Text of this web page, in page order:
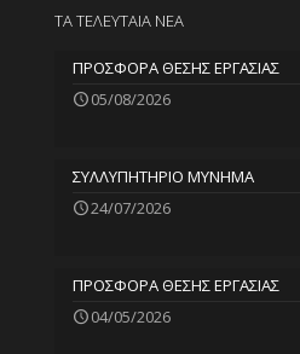
ΤΑ ΤΕΛΕΥΤΑΙΑ ΝΕΑ
ΠΡΟΣΦΟΡΑ ΘΕΣΗΣ ΕΡΓΑΣΙΑΣ
05/08/2026
ΣΥΛΛΥΠΗΤΗΡΙΟ ΜΥΝΗΜΑ
24/07/2026
ΠΡΟΣΦΟΡΑ ΘΕΣΗΣ ΕΡΓΑΣΙΑΣ
04/05/2026